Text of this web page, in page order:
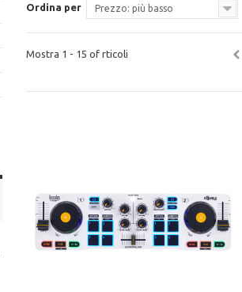
Ordina per Prezzo: più basso
Mostra 1 - 15 of rticoli